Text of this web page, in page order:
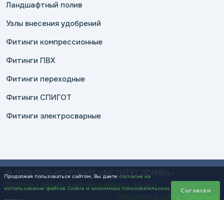
Ландшафтный полив
Узлы внесения удобрений
Фитинги компрессионные
Фитинги ПВХ
Фитинги переходные
Фитинги СПИГОТ
Фитинги электросварные
© 2026 ООО «КОМПАНИЯ «ИНСТИТУТ ПОЛИВА»
Политика обработки персональных данных
Разработка сайта - Омнивеб
Продолжая пользоваться сайтом, Вы даете согласие на
использование файлов Cookie и анонимных пользовательских
Согласен